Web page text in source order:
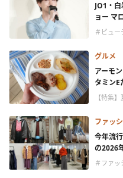
JO1・
ョー マ
＃ビュー
グルメ
アーモ
タミンE
【特集
ファッ
今年流
の2026
＃ファッ